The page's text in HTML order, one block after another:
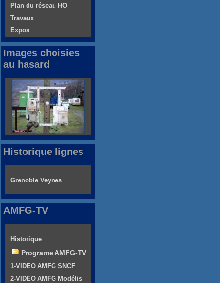
Plan du réseau HO
Travaux
Expos
Images choisies
au hasard
Historique lignes
Grenoble Veynes
AMFG-TV
Historique
Programe AMFG-TV
1-VIDEO AMFG SNCF
2-VIDEO AMFG Modélis